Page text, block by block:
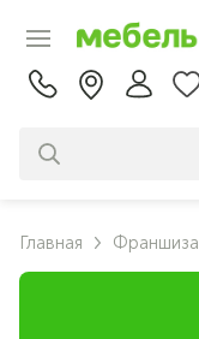
Главная Франшиза